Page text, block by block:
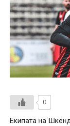
0
Екипата на